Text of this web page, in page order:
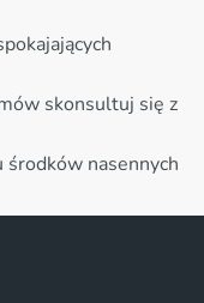
skonsultuj się z
środków nasennych